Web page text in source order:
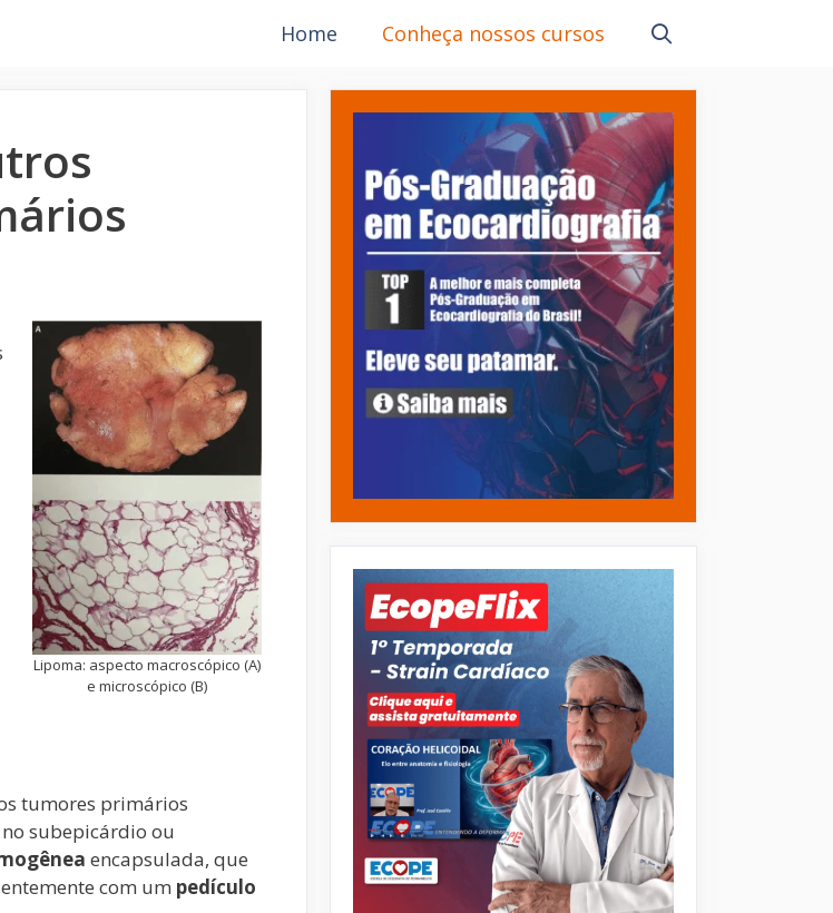
Home Conheça nossos cursos
Lipoma: aspecto macroscópico (A)
e microscópico (B)
tumores primários
subepicárdio ou
encapsulada, que
com um pedículo